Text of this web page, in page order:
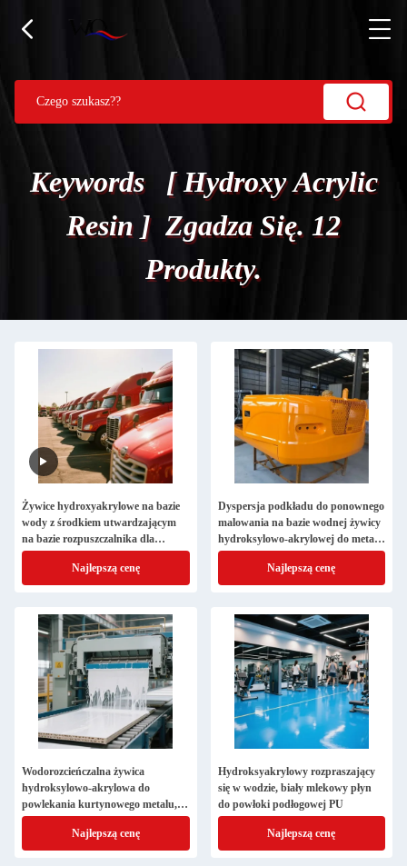
Keywords [ Hydroxy Acrylic
Resin ] Zgadza Się. 12
Produkty.
Żywice hydroxyakrylowe na bazie
wody z środkiem utwardzającym
na bazie rozpuszczalnika dla
substratów metalowych
Najlepszą cenę
Dyspersja podkładu do ponownego
malowania na bazie wodnej żywicy
hydroksylowo-akrylowej do metalu
i drewna
Najlepszą cenę
Wodorozcieńczalna żywica
hydroksylowo-akrylowa do
powlekania kurtynowego metalu,
drewna, tworzyw sztucznych i
elementów metalowych
Najlepszą cenę
Hydroksyakrylowy rozpraszający
się w wodzie, biały mlekowy płyn
do powłoki podłogowej PU
Najlepszą cenę